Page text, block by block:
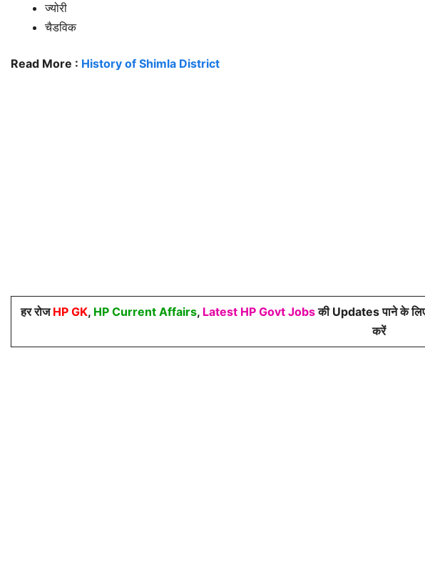
ज्योरी
चैडविक
Read More : History of Shimla District
हर रोज HP GK, HP Current Affairs, Latest HP Govt Jobsकी Updates पाने के
करें